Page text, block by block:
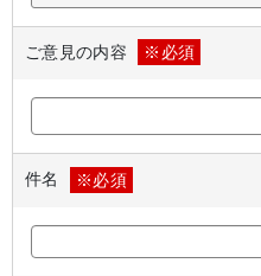
ご意見の内容 ※必須
件名 ※必須